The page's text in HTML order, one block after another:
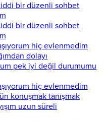
bir düzenli sohbet
bir düzenli sohbet
hiç evlenmedim
dolayı
pek iyi değil durumumu
hiç evlenmedim
konuşmak tanışmak
uzun süreli